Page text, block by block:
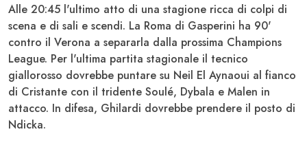
Alle 20:45 l'ultimo atto di una stagione ricca di colpi di
scena e di sali e scendi. La Roma di Gasperini ha 90'
contro il Verona a separarla dalla prossima Champions
League. Per l'ultima partita stagionale il tecnico
giallorosso dovrebbe puntare su Neil El Aynaoui al fianco
di Cristante con il tridente Soulé, Dybala e Malen in
attacco. In difesa, Ghilardi dovrebbe prendere il posto di
Ndicka.